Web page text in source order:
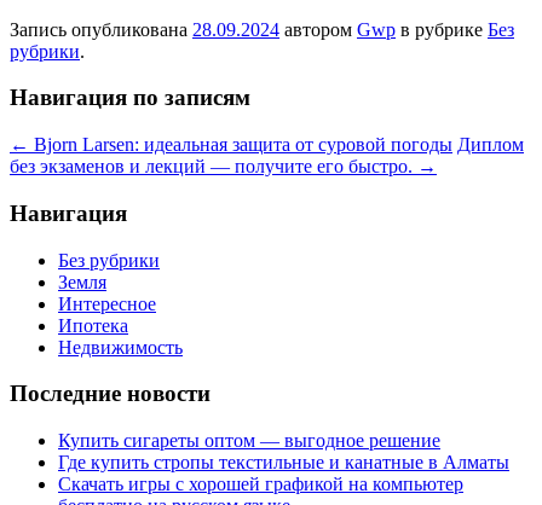
Запись опубликована 28.09.2024 автором Gwp в рубрике Без
рубрики.
Навигация по записям
← Bjorn Larsen: идеальная защита от суровой погоды Диплом
без экзаменов и лекций — получите его быстро. →
Навигация
Без рубрики
Земля
Интересное
Ипотека
Недвижимость
Последние новости
Купить сигареты оптом — выгодное решение
Где купить стропы текстильные и канатные в Алматы
Скачать игры с хорошей графикой на компьютер